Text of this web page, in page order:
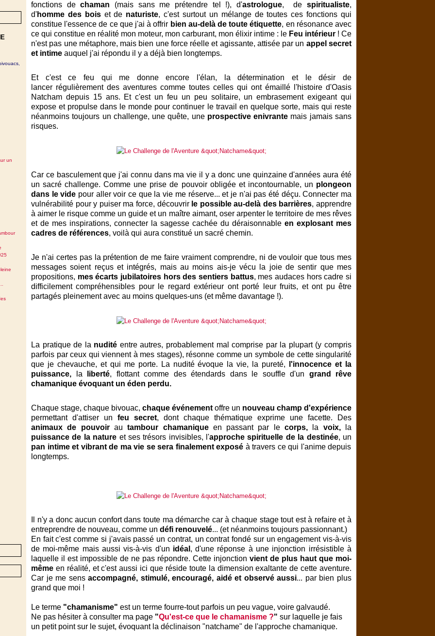
un
fonctions dechaman (mais sans me prétendre tel !), d'astrologue, despiritualiste,
d'homme des bois et de naturiste, c'est surtout un mélange de toutes ces fonctions qui
constitue l'essence de ce que j'ai à offrir bien au-delà de toute étiquette, en résonance avec
ce qui constitue en réalité mon moteur, mon carburant, mon élixir intime : le Feu intérieur ! Ce
n'est pas une métaphore, mais bien une force réelle et agissante, attisée par un appel secret
et intime auquel j'ai répondu il y a déjà bien longtemps.
Et c'est ce feu qui me donne encore l'élan, la détermination et le désir de
lancer régulièrement des aventures comme toutes celles qui ont émaillé l'histoire d'Oasis
Natcham depuis 15 ans. Et c'est un feu un peu solitaire, un embrasement exigeant qui
expose et propulse dans le monde pour continuer le travail en quelque sorte, mais qui reste
néanmoins toujours un challenge, une quête, une prospective enivrante mais jamais sans
risques.
Car ce basculement que j'ai connu dans ma vie il y a donc une quinzaine d'années aura été
un sacré challenge. Comme une prise de pouvoir obligée et incontournable, un plongeon
dans le vide pour aller voir ce que la vie me réserve... et je n'ai pas été déçu. Connecter ma
vulnérabilité pour y puiser ma force, découvrirle possible au-delà des barrières, apprendre
à aimer le risque comme un guide et un maître aimant, oser arpenter le territoire de mes rêves
et de mes inspirations, connecter la sagesse cachée du déraisonnable en explosant mes
cadres de références, voilà qui aura constitué un sacré chemin.
Je n'ai certes pas la prétention de me faire vraiment comprendre, ni de vouloir que tous mes
messages soient reçus et intégrés, mais au moins ais-je vécu la joie de sentir que mes
propositions, mes écarts jubilatoires hors des sentiers battus, mes audaces hors cadre si
difficilement compréhensibles pour le regard extérieur ont porté leur fruits, et ont pu être
partagés pleinement avec au moins quelques-uns (et même davantage !).
La pratique de la nudité entre autres, probablement mal comprise par la plupart (y compris
parfois par ceux qui viennent à mes stages), résonne comme un symbole de cette singularité
que je chevauche, et qui me porte. La nudité évoque la vie, la pureté, l'innocence et la
puissance, la liberté, flottant comme des étendards dans le souffle d'un grand rêve
chamanique évoquant un éden perdu.
Chaque stage, chaque bivouac, chaque événement offre un nouveau champ d'expérience
permettant d'attiser un feu secret, dont chaque thématique exprime une facette. Des
animaux de pouvoirau tambour chamaniqueen passant par lecorps, la voix,la
puissance de la nature et ses trésors invisibles, l'approche spirituelle de la destinée, un
pan intime et vibrant de ma vie se sera finalement exposé à travers ce qui l'anime depuis
longtemps.
Il n'y a donc aucun confort dans toute ma démarche car à chaque stage tout est à refaire et à
entreprendre de nouveau, comme un défi renouvelé... (et néanmoins toujours passionnant.)
En fait c'est comme si j'avais passé un contrat, un contrat fondé sur un engagement vis-à-vis
de moi-même mais aussi vis-à-vis d'un idéal , d'une réponse à une injonction irrésistible à
laquelle il est impossible de ne pas répondre. Cette injonction vient de plus haut que moi-
même en réalité, et c'est aussi ici que réside toute la dimension exaltante de cette aventure.
Car je me sensaccompagné, stimulé, encouragé, aidé et observé aussi... par bien plus
grand que moi !
Le terme "chamanisme" est un terme fourre-tout parfois un peu vague, voire galvaudé.
Ne pas hésiter à consulter ma page "Qu'est-ce que le chamanisme ?" sur laquelle je fais
un petit point sur le sujet, évoquant la déclinaison "natchame" de l'approche chamanique.